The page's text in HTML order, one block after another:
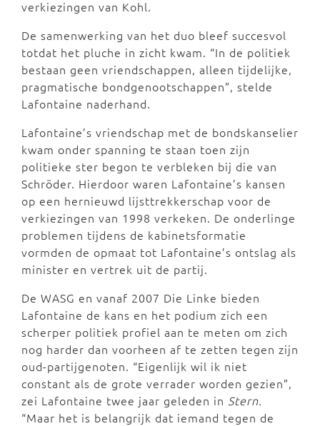
verkiezingen van Kohl.
De samenwerking van het duo bleef succesvol
totdat het pluche in zicht kwam. “In de politiek
bestaan geen vriendschappen, alleen tijdelijke,
pragmatische bondgenootschappen”, stelde
Lafontaine naderhand.
Lafontaine’s vriendschap met de bondskanselier
kwam onder spanning te staan toen zijn
politieke ster begon te verbleken bij die van
Schröder. Hierdoor waren Lafontaine’s kansen
op een hernieuwd lijsttrekkerschap voor de
verkiezingen van 1998 verkeken. De onderlinge
problemen tijdens de kabinetsformatie
vormden de opmaat tot Lafontaine’s ontslag als
minister en vertrek uit de partij.
De WASG en vanaf 2007 Die Linke bieden
Lafontaine de kans en het podium zich een
scherper politiek profiel aan te meten om zich
nog harder dan voorheen af te zetten tegen zijn
oud-partijgenoten. “Eigenlijk wil ik niet
constant als de grote verrader worden gezien”,
zei Lafontaine twee jaar geleden in Stern.
“Maar het is belangrijk dat iemand tegen de